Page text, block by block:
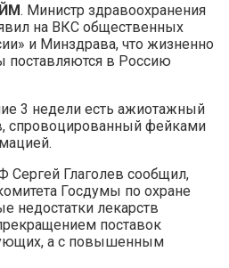
. Министр здравоохранения
на ВКС общественных
и Минздрава, что жизненно
поставляются в Россию
3 недели есть ажиотажный
спровоцированный фейками
Глаголев сообщил,
Госдумы по охране
недостатки лекарств
поставок
а с повышенным